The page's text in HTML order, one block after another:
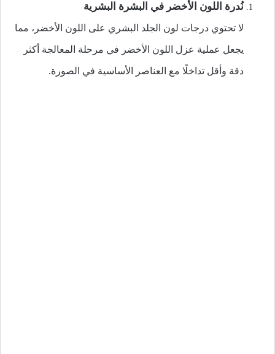
نُدرة اللون الأخضر في البشرة البشرية
لا تحتوي درجات لون الجلد البشري على اللون الأخضر، مما
يجعل عملية عزل اللون الأخضر في مرحلة المعالجة أكثر
دقة وأقل تداخلًا مع العناصر الأساسية في الصورة.